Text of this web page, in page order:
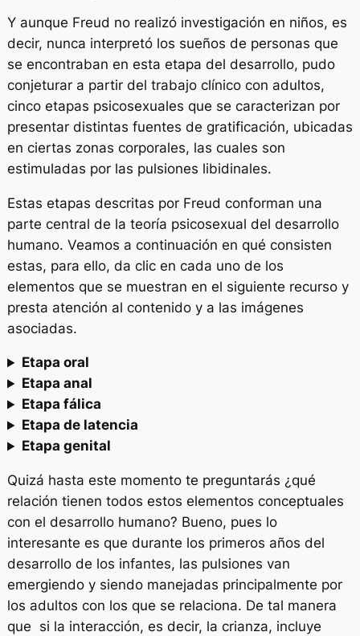
Y aunque Freud no realizó investigación en niños, es
decir, nunca interpretó los sueños de personas que
se encontraban en esta etapa del desarrollo, pudo
conjeturar a partir del trabajo clínico con adultos,
cinco etapas psicosexuales que se caracterizan por
presentar distintas fuentes de gratificación, ubicadas
en ciertas zonas corporales, las cuales son
estimuladas por las pulsiones libidinales.
Estas etapas descritas por Freud conforman una
parte central de la teoría psicosexual del desarrollo
humano. Veamos a continuación en qué consisten
estas, para ello, da clic en cada uno de los
elementos que se muestran en el siguiente recurso y
presta atención al contenido y a las imágenes
asociadas.
Etapa oral
Etapa anal
Etapa fálica
Etapa de latencia
Etapa genital
Quizá hasta este momento te preguntarás ¿qué
relación tienen todos estos elementos conceptuales
con el desarrollo humano? Bueno, pues lo
interesante es que durante los primeros años del
desarrollo de los infantes, las pulsiones van
emergiendo y siendo manejadas principalmente por
los adultos con los que se relaciona. De tal manera
que si la interacción, es decir, la crianza, incluye